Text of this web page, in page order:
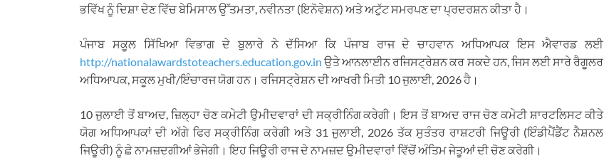
ਭਵਿੱਖ ਨੂੰ ਦਿਸ਼ਾ ਦੇਣ ਵਿੱਚ ਬੇਮਿਸਾਲ ਉੱਤਮਤਾ, ਨਵੀਨਤਾ (ਇਨੋਵੇਸ਼ਨ) ਅਤੇ ਅਟੁੱਟ ਸਮਰਪਣ ਦਾ ਪ੍ਰਦਰਸ਼ਨ ਕੀਤਾ ਹੈ।
ਪੰਜਾਬ ਸਕੂਲ ਸਿੱਖਿਆ ਵਿਭਾਗ ਦੇ ਬੁਲਾਰੇ ਨੇ ਦੱਸਿਆ ਕਿ ਪੰਜਾਬ ਰਾਜ ਦੇ ਚਾਹਵਾਨ ਅਧਿਆਪਕ ਇਸ ਐਵਾਰਡ ਲਈ
http://nationalawardstoteachers.education.gov.in ਉਤੇ ਆਨਲਾਈਨ ਰਜਿਸਟ੍ਰੇਸ਼ਨ ਕਰ ਸਕਦੇ ਹਨ, ਜਿਸ ਲਈ ਸਾਰੇ ਰੈਗੂਲਰ
ਅਧਿਆਪਕ, ਸਕੂਲ ਮੁਖੀ/ਇੰਚਾਰਜ ਯੋਗ ਹਨ। ਰਜਿਸਟ੍ਰੇਸ਼ਨ ਦੀ ਆਖਰੀ ਮਿਤੀ 10 ਜੁਲਾਈ, 2026 ਹੈ।
10 ਜੁਲਾਈ ਤੋਂ ਬਾਅਦ, ਜ਼ਿਲ੍ਹਾ ਚੋਣ ਕਮੇਟੀ ਉਮੀਦਵਾਰਾਂ ਦੀ ਸਕ੍ਰੀਨਿੰਗ ਕਰੇਗੀ। ਇਸ ਤੋਂ ਬਾਅਦ ਰਾਜ ਚੋਣ ਕਮੇਟੀ ਸ਼ਾਰਟਲਿਸਟ ਕੀਤੇ
ਯੋਗ ਅਧਿਆਪਕਾਂ ਦੀ ਅੱਗੇ ਫਿਰ ਸਕ੍ਰੀਨਿੰਗ ਕਰੇਗੀ ਅਤੇ 31 ਜੁਲਾਈ, 2026 ਤੱਕ ਸੁਤੰਤਰ ਰਾਸ਼ਟਰੀ ਜਿਊਰੀ (ਇੰਡੀਪੈਂਡੈਂਟ ਨੈਸ਼ਨਲ
ਜਿਊਰੀ) ਨੂੰ ਛੇ ਨਾਮਜ਼ਦਗੀਆਂ ਭੇਜੇਗੀ। ਇਹ ਜਿਊਰੀ ਰਾਜ ਦੇ ਨਾਮਜ਼ਦ ਉਮੀਦਵਾਰਾਂ ਵਿੱਚੋਂ ਅੰਤਿਮ ਜੇਤੂਆਂ ਦੀ ਚੋਣ ਕਰੇਗੀ।